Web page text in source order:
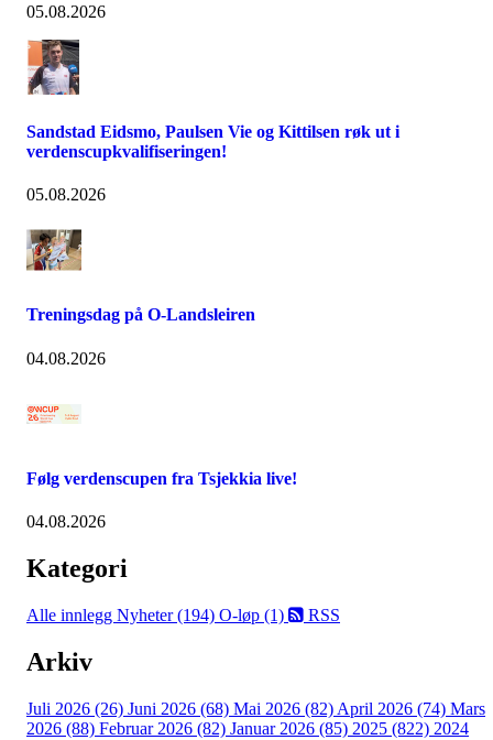
05.08.2026
Sandstad Eidsmo, Paulsen Vie og Kittilsen røk ut i
verdenscupkvalifiseringen!
05.08.2026
Treningsdag på O-Landsleiren
04.08.2026
Følg verdenscupen fra Tsjekkia live!
04.08.2026
Kategori
Alle innlegg Nyheter (194) O-løp (1) RSS
Arkiv
Juli 2026 (26) Juni 2026 (68) Mai 2026 (82) April 2026 (74) Mars
2026 (88) Februar 2026 (82) Januar 2026 (85) 2025 (822) 2024